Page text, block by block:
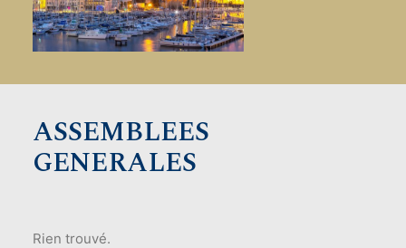
ASSEMBLEES
GENERALES
Rien trouvé.